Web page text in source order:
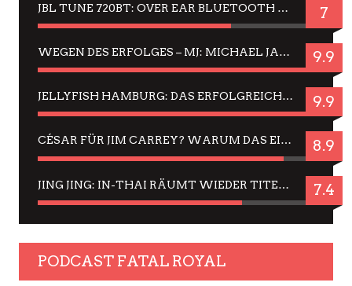
JBL TUNE 720BT: OVER EAR BLUETOOTH KOPFHÖRER UM DIE 50,-€ IM DAUER-TEST 7
WEGEN DES ERFOLGES – MJ: MICHAEL JACKSON MUSICAL IN EINER MATINEE SEHEN 9.9
JELLYFISH HAMBURG: DAS ERFOLGREICHE SOMMER-MENÜ 2025 IN GEFÜHLEN UND BILDERN 9.9
CÉSAR FÜR JIM CARREY? WARUM DAS EINER DER NERVIGSTEN ACTORS IST UND BLEIBT 8.9
JING JING: IN-THAI RÄUMT WIEDER TITEL AB – EIN ZWEI-STUNDEN-ERLEBNISBERICHT 7.4
PODCAST FATAL ROYAL